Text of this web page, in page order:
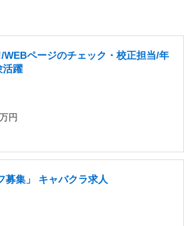
ページのチェック・校正担当/年
活躍
円
募集」 キャバクラ求人